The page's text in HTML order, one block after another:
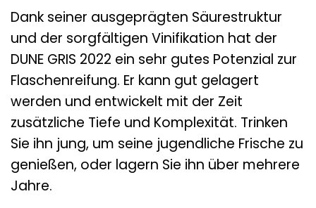
Dank seiner ausgeprägten Säurestruktur
und der sorgfältigen Vinifikation hat der
DUNE GRIS 2022 ein sehr gutes Potenzial zur
Flaschenreifung. Er kann gut gelagert
werden und entwickelt mit der Zeit
zusätzliche Tiefe und Komplexität. Trinken
Sie ihn jung, um seine jugendliche Frische zu
genießen, oder lagern Sie ihn über mehrere
Jahre.